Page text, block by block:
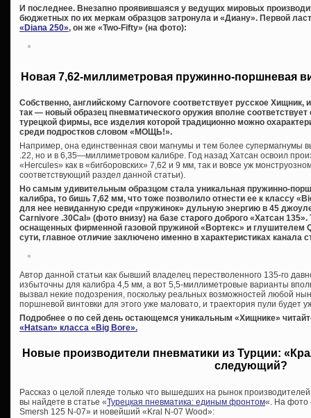
И последнее. Внезапно проявившаяся у ведущих мировых
бюджетных по их меркам образцов затронула и «Диану». Первой
«Diana 250», он же «Two-Fifty» (на фото):
Новая 7,62-миллиметровая пружинно-поршневая
Собственно, английскому Carnovore соответствует русское
так — новый образец пневматического оружия вполне
турецкой фирмы, все изделия которой традиционно можно
среди подростков словом «МОЩЬ!».
Например, она единственная свои магнумы и тем более супермагнумы
.22, но и в 6,35—миллиметровом калибре. Год назад Хатсан освоил
«Hercules» как в «бигборовских» 7,62 и 9 мм, так и вовсе уж
соответствующий раздел данной статьи).
Но самым удивительным образцом стала уникальная пружинно-
калибра, то бишь 7,62 мм, что тоже позволило отнести ее к классу
для нее невиданную среди «пружинок» дульную энергию в 45
Carnivore .30Cal» (фото внизу) на базе старого доброго «Хатсан
оснащенных фирменной газовой пружиной «Вортекс» и глушителем
сути, главное отличие заключено именно в характеристиках канала
Автор данной статьи как бывший владелец перестволенного 135-го
избыточны для калибра 4,5 мм, а вот 5,5-миллиметровые варианты
вызвал некие подозрения, поскольку реальных возможностей любой
поршневой винтовки для этого уже маловато, и траектория пули будет
Подробнее о по сей день остающемся уникальным «Хищнике»
«Hatsan» класса «Big Bore».
Новые производители пневматики из Турции:
следующий?
Рассказ о целой плеяде только что вышедших на рынок
вы найдете в статье «Турецкая пневматика: единым фронтом«. На фото
Smersh 125 N-07» и новейший «Kral N-07 Wood»: